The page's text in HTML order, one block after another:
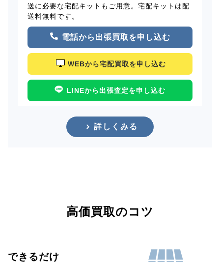
送に必要な宅配キットもご用意。宅配キットは配
送料無料です。
電話から出張買取を申し込む
WEBから宅配買取を申し込む
LINEから出張査定を申し込む
詳しくみる
高価買取のコツ
できるだけ